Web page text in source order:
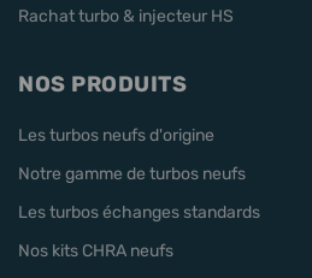
Rachat turbo & injecteur HS
NOS PRODUITS
Les turbos neufs d'origine
Notre gamme de turbos neufs
Les turbos échanges standards
Nos kits CHRA neufs